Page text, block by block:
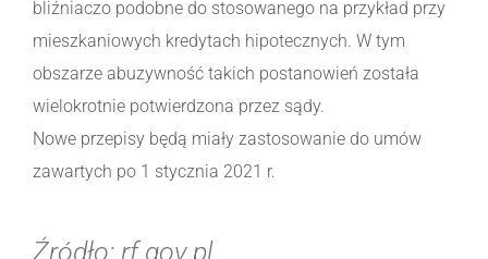
bliźniaczo podobne do stosowanego na przykład przy
mieszkaniowych kredytach hipotecznych. W tym
obszarze abuzywność takich postanowień została
wielokrotnie potwierdzona przez sądy.
Nowe przepisy będą miały zastosowanie do umów
zawartych po 1 stycznia 2021 r.
Źródło: rf.gov.pl